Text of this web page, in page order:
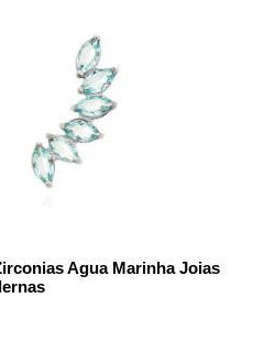
Agua Marinha Joias